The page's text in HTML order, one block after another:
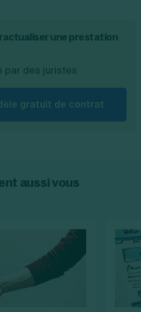
une prestation
par des juristes
gratuit de contrat
aussi vous